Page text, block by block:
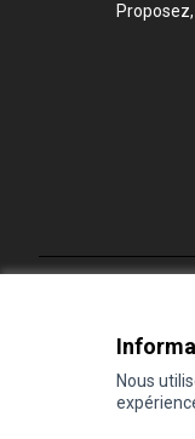
Nous